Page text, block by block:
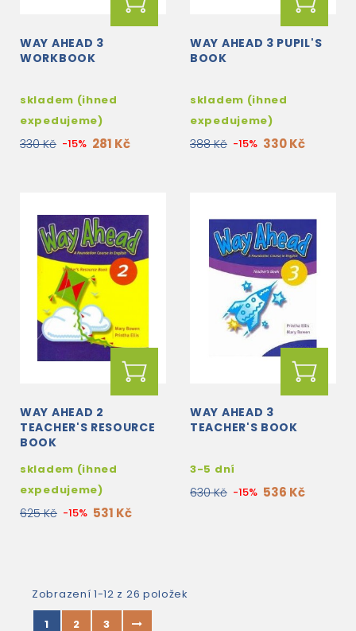
WAY AHEAD 3
WORKBOOK
skladem (ihned
expedujeme)
330 Kč -15% 281 Kč
WAY AHEAD 3 PUPIL'S
BOOK
skladem (ihned
expedujeme)
388 Kč -15% 330 Kč
WAY AHEAD 2
TEACHER'S RESOURCE
BOOK
skladem (ihned
expedujeme)
625 Kč -15% 531 Kč
WAY AHEAD 3
TEACHER'S BOOK
3-5 dní
630 Kč -15% 536 Kč
Zobrazení 1-12 z 26 položek
1
2 3